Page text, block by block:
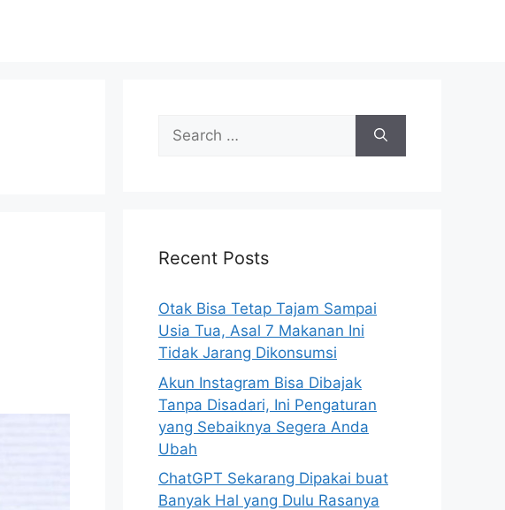
f
r
:
Recent Posts
Otak Bisa Tetap Tajam Sampai
Usia Tua, Asal 7 Makanan Ini
Tidak Jarang Dikonsumsi
Akun Instagram Bisa Dibajak
Tanpa Disadari, Ini Pengaturan
yang Sebaiknya Segera Anda
Ubah
ChatGPT Sekarang Dipakai buat
Banyak Hal yang Dulu Rasanya